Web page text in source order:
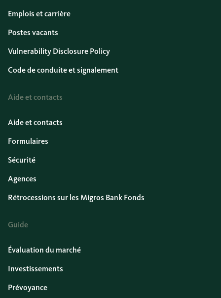
Emplois et carrière
Postes vacants
Vulnerability Disclosure Policy
Code de conduite et signalement
Aide et contacts
Aide et contacts
Formulaires
Sécurité
Agences
Rétrocessions sur les Migros Bank Fonds
Guide
Évaluation du marché
Investissements
Prévoyance